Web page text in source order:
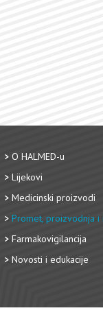
O HALMED-u
Lijekovi
Medicinski proizvodi
Promet, proizvodnja i
Farmakovigilancija
Novosti i edukacije